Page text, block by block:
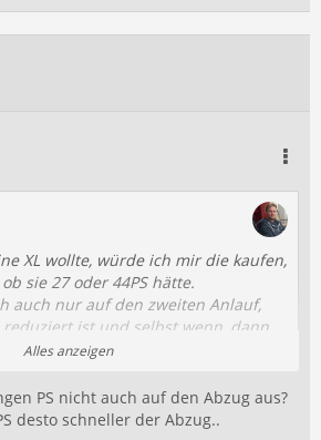
XL wollte, würde ich mir die kaufen,
sie 27 oder 44PS hätte.
auch nur auf den zweiten Anlauf,
reduziert ist und selbst wenn, dann
aus.
wird halt von 155km/h auf
Alles anzeigen
PS nicht auch auf den Abzug aus?
desto schneller der Abzug..